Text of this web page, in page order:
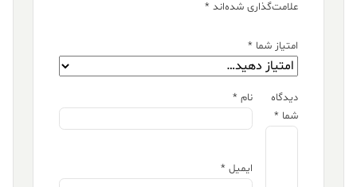
علامت‌گذاری شده‌اند *
امتیاز شما *
دیدگاه
شما *
نام *
ایمیل *